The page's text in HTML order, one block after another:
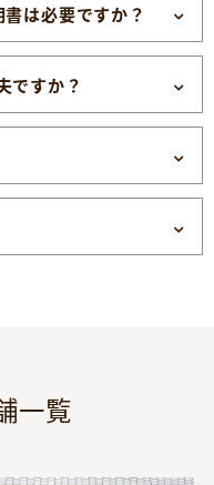
は必要ですか？
ですか？
一覧